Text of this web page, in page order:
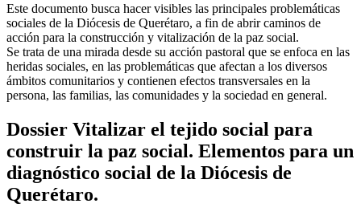
Este documento busca hacer visibles las principales problemáticas
sociales de la Diócesis de Querétaro, a fin de abrir caminos de
acción para la construcción y vitalización de la paz social.
Se trata de una mirada desde su acción pastoral que se enfoca en las
heridas sociales, en las problemáticas que afectan a los diversos
ámbitos comunitarios y contienen efectos transversales en la
persona, las familias, las comunidades y la sociedad en general.
Dossier Vitalizar el tejido social para
construir la paz social. Elementos para un
diagnóstico social de la Diócesis de
Querétaro.